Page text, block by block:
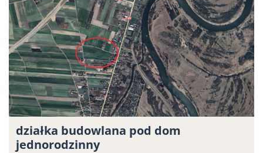
działka budowlana pod dom
jednorodzinny